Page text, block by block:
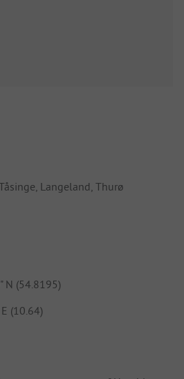
Langeland, Thurø
N (54.8195)
(10.64)